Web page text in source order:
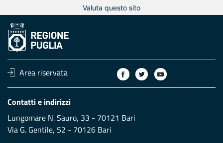
Valuta questo sito
Area riservata
Contatti e indirizzi
Lungomare N. Sauro, 33 - 70121 Bari
Via G. Gentile, 52 - 70126 Bari